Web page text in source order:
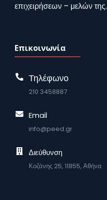
επιχειρήσεων – μελών της.
Επικοινωνία
Τηλέφωνο
210 3458887
Email
info@peed.gr
Διεύθυνση
Κοζάνης 25, 11855, Αθήνα